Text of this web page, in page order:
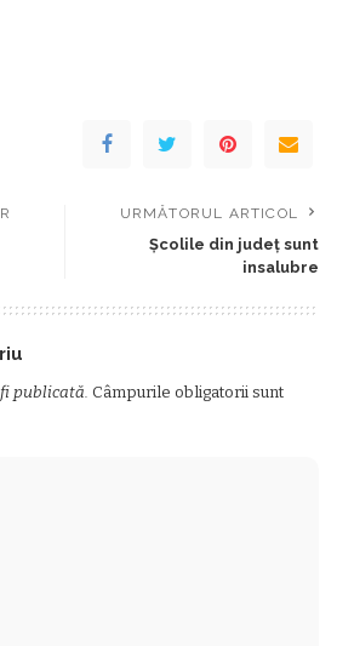
URMĂTORUL ARTICOL
Școlile din județ sunt
insalubre
publicată. Câmpurile obligatorii sunt